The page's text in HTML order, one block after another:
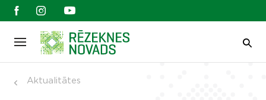
Aktualitātes